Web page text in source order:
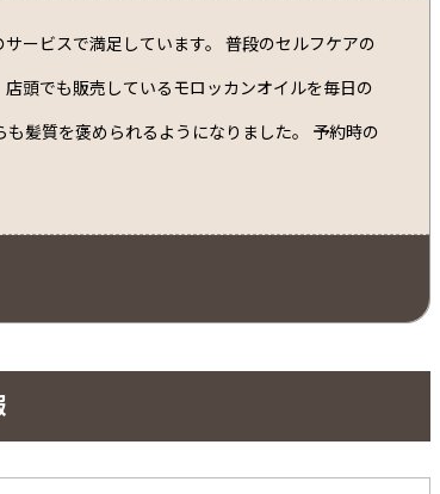
ービスで満足しています。 普段のセルフケアの
頭でも販売しているモロッカンオイルを毎日の
髪質を褒められるようになりました。 予約時の